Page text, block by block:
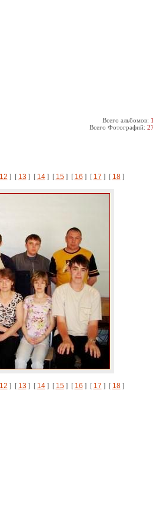
Всего альбомов:
Всего Фотографий:
12 ] [ 13 ] [ 14] [ 15] [ 16 ] [ 17 ] [ 18]
12 ] [ 13 ] [ 14] [ 15] [ 16 ] [ 17 ] [ 18]